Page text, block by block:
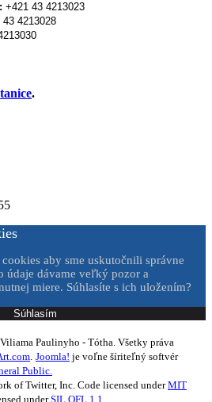
+421 43 4213023
43 4213028
.
aby sme uskutočnili správne
údaje dávame veľký pozor a
miere. Súhlasíte s ich uložením?
Súhlasím
Paulinyho - Tótha. Všetky práva
Joomla! je voľne šíriteľný softvér
Public.
of Twitter, Inc. Code licensed underMIT
underSIL OFL 1.1